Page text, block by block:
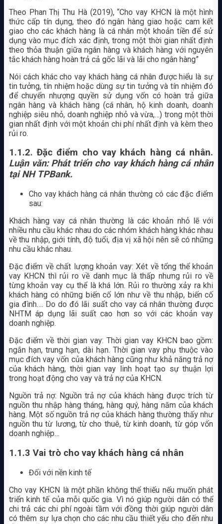
Theo Phan Thị Thu Hà (2019), “Cho vay KHCN là một hình
thức cấp tín dụng, theo đó ngân hàng giao hoặc cam kết
giao cho các khách hàng là cá nhân một khoản tiền để sử
dụng vào mục đích xác định, trong một thời gian nhất định
theo thỏa thuận giữa ngân hàng và khách hàng với nguyên
tắc khách hàng hoàn trả cả gốc lãi và lãi cho ngân hàng”
Nói cách khác cho vay khách hàng cá nhân được hiểu là sự
tin tưởng, tín nhiệm hoặc dùng sự tin tưởng và tín nhiệm đó
để chuyển nhượng quyền sử dụng vốn có hoàn trả giữa
ngân hàng và khách hàng (cá nhân, hộ kinh doanh, doanh
nghiệp siêu nhỏ, doanh nghiệp nhỏ và vừa,…) trong một thời
gian nhất định với một khoản chi phí nhất định và kèm theo
rủi ro.
1.1.2. Đặc điểm cho vay khách hàng cá nhân.
Luận văn: Phát triển cho vay khách hàng cá nhân
tại NH TPBank.
Cho vay khách hàng cá nhân thường có các đặc điểm
sau:
Khách hàng vay cá nhân thường là các khoản nhỏ lẽ với
nhiều nhu cầu khác nhau do các nhóm khách hàng khác nhau
về thu nhập, giới tính, độ tuổi, địa vị xã hội nên sẽ có những
nhu cầu khác nhau.
Đặc điểm về chất lượng khoản vay: Xét về tổng thể khoản
vay KHCN thì rủi ro về danh mục là thấp nhưng rủi ro về
từng khoản vay cụ thể là khá lớn. Rủi ro thường xảy ra khi
khách hàng có những biến cố lớn như về thu nhập, biến cố
gia đình…. Do do đó lãi suất cho vay cá nhân thường được
NHTM áp dụng lãi suất cao hơn so với các khoản vay
doanh nghiệp.
Đặc điểm về thời gian vay: Thời gian vay KHCN bao gồm:
ngắn hạn, trung hạn, dài hạn. Thời gian vay phụ thuộc vào
mục đích vay vốn của khách hàng cũng như khả năng trả nợ
của khách hàng, thời gian vay linh hoạt tạo sự thuận lợi
trong hoạt động cho vay và trả nợ của KHCN.
Nguồn trả nợ: Nguồn trả nợ của khách hàng được trích từ
nguồn thu nhập hàng tháng, hàng quý, hàng năm của khách
hàng. Một số nguồn trả nợ của khách hàng thường thấy như
nguồn thu từ lương, từ cho thuê, từ kinh doanh, từ góp vốn
doanh nghiệp…
1.1.3 Vai trò cho vay khách hàng cá nhân
Đối với nền kinh tế
Cho vay KHCN là một phần không thể thiếu nếu muốn phát
triển kinh tế của mỗi quốc gia. Vì nó giúp người dân có thể
chi trả các chi phí ngoài tầm với đồng thời giúp người dân
có thêm sự lựa chọn cho các nhu cầu thiết yếu cho đến nhu